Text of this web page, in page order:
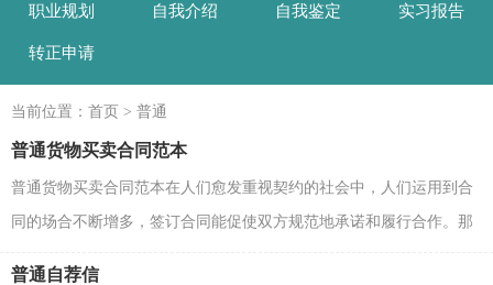
职业规划 自我介绍 自我鉴定 实习报告
转正申请
当前位置： 首页 > 普通
普通货物买卖合同范本
普通货物买卖合同范本在人们愈发重视契约的社会中，人们运用到合
同的场合不断增多，签订合同能促使双方规范地承诺和履行合作。那
普通自荐信